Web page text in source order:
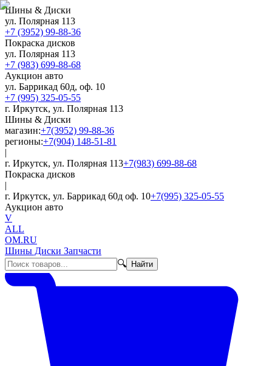
Шины & Диски
ул. Полярная 113
+7 (3952) 99-88-36
Покраска дисков
ул. Полярная 113
+7 (983) 699-88-68
Аукцион авто
ул. Баррикад 60д, оф. 10
+7 (995) 325-05-55
г. Иркутск, ул. Полярная 113
Шины & Диски
магазин:+7(3952) 99-88-36
регионы:+7(904) 148-51-81
|
г. Иркутск, ул. Полярная 113+7(983) 699-88-68
Покраска дисков
|
г. Иркутск, ул. Баррикад 60д оф. 10+7(995) 325-05-55
Аукцион авто
V
ALL
OM.RU
Шины Диски Запчасти
🔍
Найти